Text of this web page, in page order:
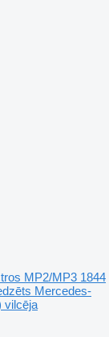
MP2/MP3 1844
Mercedes-
vilcēja